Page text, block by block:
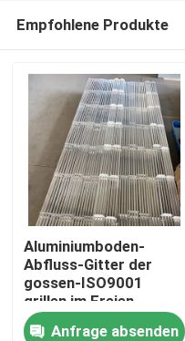
Haus
Produkte
Empfohlene Produkte
Aluminiumboden-
Abfluss-Gitter der
gossen-ISO9001
grillen im Freien
korrosionsbeständiges
Anfrage absenden